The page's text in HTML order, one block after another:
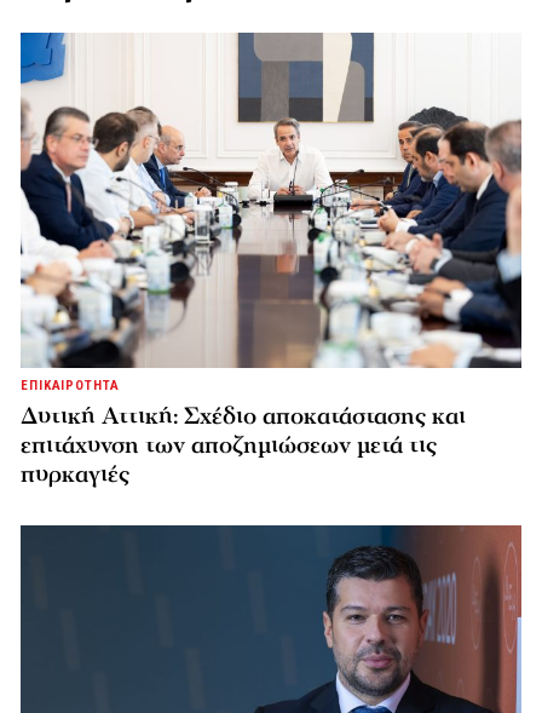
ΕΠΙΚΑΙΡΟΤΗΤΑ
Δυτική Αττική: Σχέδιο αποκατάστασης και
επιτάχυνση των αποζημιώσεων μετά τις
πυρκαγιές